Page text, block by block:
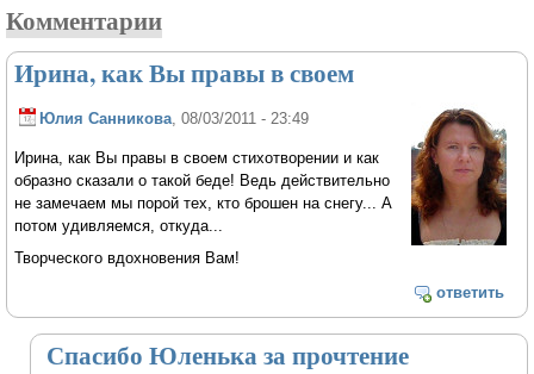
Комментарии
Ирина, как Вы правы в своем
Юлия Санникова, 08/03/2011 - 23:49
Ирина, как Вы правы в своем стихотворении и как
образно сказали о такой беде! Ведь действительно
не замечаем мы порой тех, кто брошен на снегу... А
потом удивляемся, откуда...
Творческого вдохновения Вам!
ответить
Спасибо Юленька за прочтение